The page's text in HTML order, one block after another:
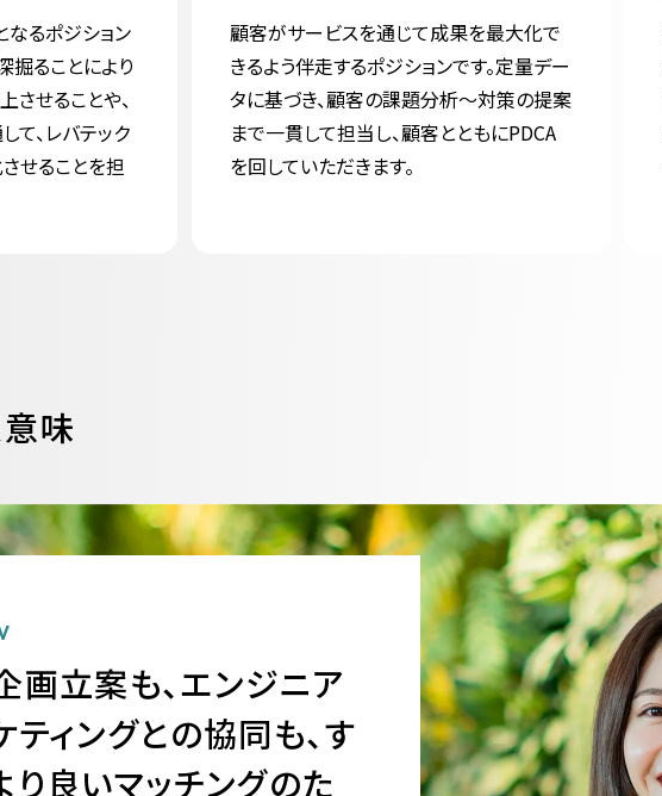
なるポジション
掘ることにより
せることや、
、レバテック
せることを担
顧客がサービスを通じて成果を最大化で
きるよう伴走するポジションです。定量デー
タに基づき、顧客の課題分析〜対策の提案
まで一貫して担当し、顧客とともにPDCA
を回していただきます。
意味
画立案も、エンジニア
ティングとの協同も、す
り良いマッチングのた